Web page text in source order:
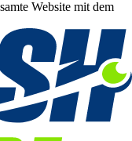
Website mit dem